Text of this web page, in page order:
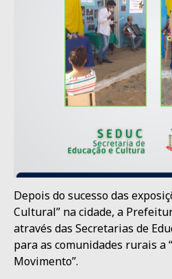
Depois do sucesso das
Cultural” na cidade, a
através das Secretarias de
para as comunidades rurais a
Movimento”.